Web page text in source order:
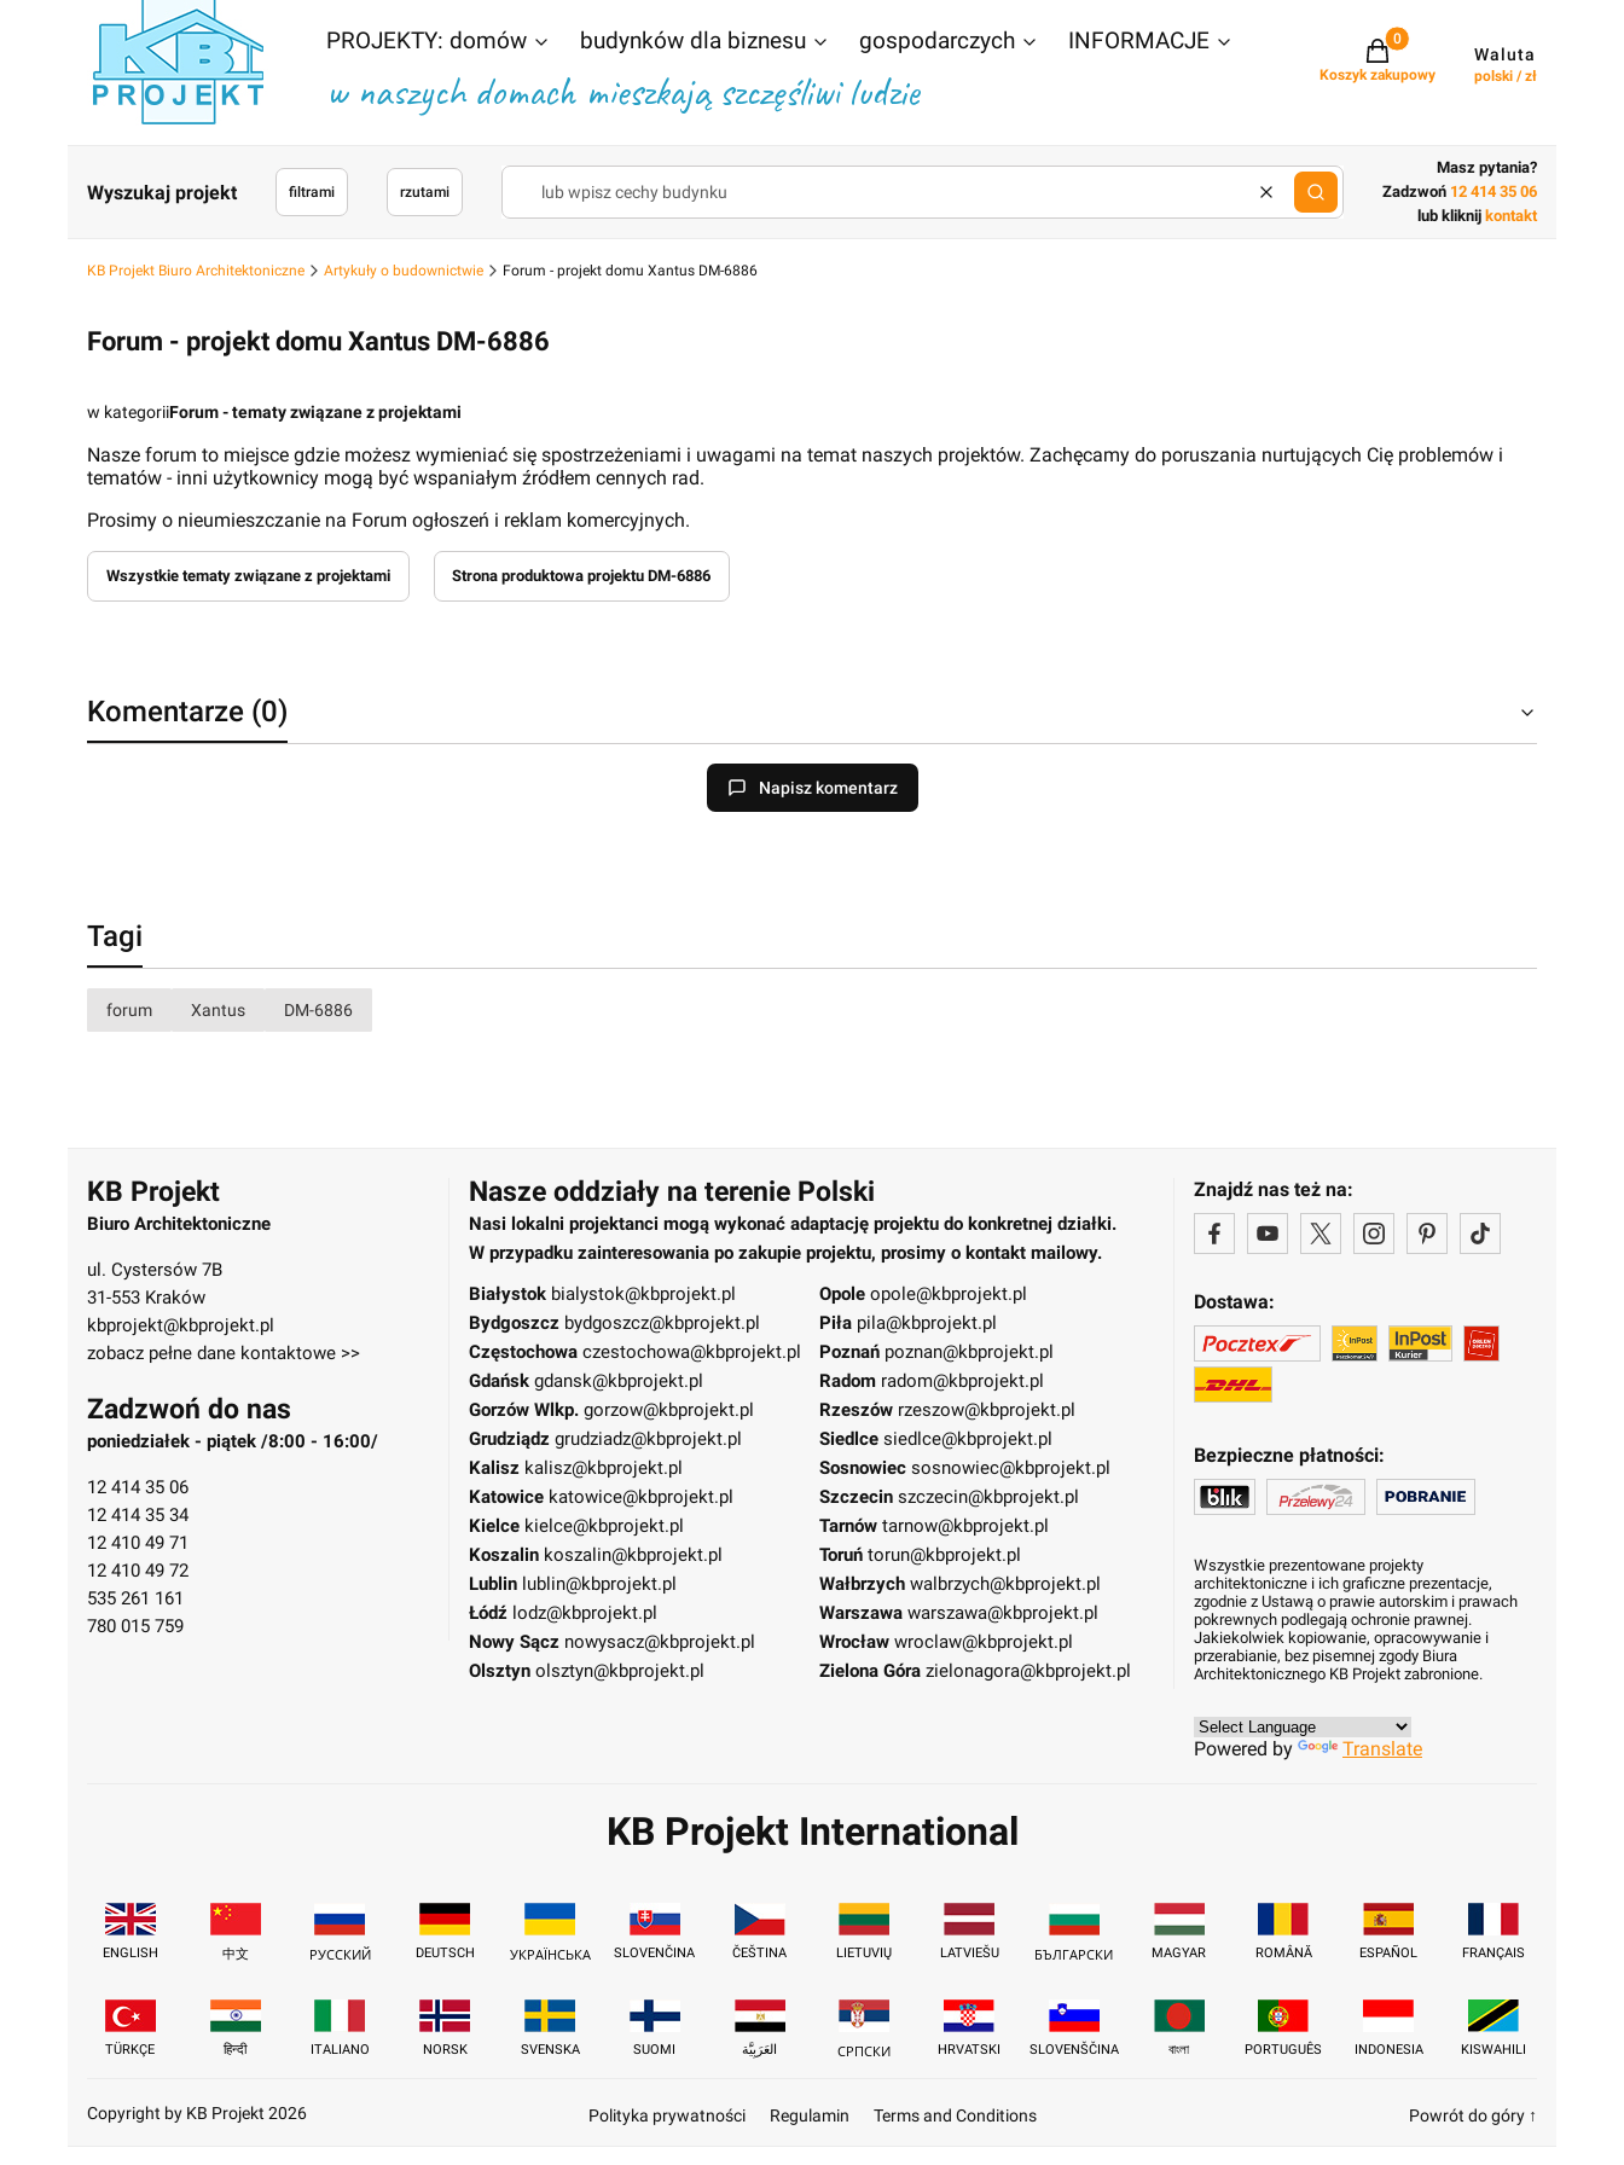
PROJEKTY: domów budynków dla biznesu gospodarczych INFORMACJE
w naszych domach mieszkają szczęśliwi ludzie
Projekty w koszyku: 0. Zobacz
Koszyk zakupowy
Waluta
polski / zł
Wyszukaj projekt filtrami rzutami
Wyczyśćlub wpisz cechy budynku
Masz pytania?
Zadzwoń 12 414 35 06
lub kliknij kontakt
KB Projekt Biuro Architektoniczne Artykuły o budownictwie Forum - projekt domu Xantus DM-6886
Forum - projekt domu Xantus DM-6886
w kategoriiForum - tematy związane z projektami
Nasze forum to miejsce gdzie możesz wymieniać się spostrzeżeniami i uwagami na temat naszych projektów. Zachęcamy do poruszania nurtujących Cię problemów i
tematów - inni użytkownicy mogą być wspaniałym źródłem cennych rad.
Prosimy o nieumieszczanie na Forum ogłoszeń i reklam komercyjnych.
Wszystkie tematy związane z projektami Strona produktowa projektu DM-6886
Komentarze (0)
Napisz komentarz
Tagi
forum Xantus DM-6886
KB Projekt
Biuro Architektoniczne
ul. Cystersów 7B
31-553 Kraków
kbprojekt@kbprojekt.pl
zobacz pełne dane kontaktowe >>
Zadzwoń do nas
poniedziałek - piątek /8:00 - 16:00/
12 414 35 06
12 414 35 34
12 410 49 71
12 410 49 72
535 261 161
780 015 759
Nasze oddziały na terenie Polski
Nasi lokalni projektanci mogą wykonać adaptację projektu do konkretnej działki.
W przypadku zainteresowania po zakupie projektu, prosimy o kontakt mailowy.
Białystok bialystok@kbprojekt.pl
Bydgoszcz bydgoszcz@kbprojekt.pl
Częstochowa czestochowa@kbprojekt.pl
Gdańsk gdansk@kbprojekt.pl
Gorzów Wlkp. gorzow@kbprojekt.pl
Grudziądz grudziadz@kbprojekt.pl
Kalisz kalisz@kbprojekt.pl
Katowice katowice@kbprojekt.pl
Kielce kielce@kbprojekt.pl
Koszalin koszalin@kbprojekt.pl
Lublin lublin@kbprojekt.pl
Łódź lodz@kbprojekt.pl
Nowy Sącz nowysacz@kbprojekt.pl
Olsztyn olsztyn@kbprojekt.pl
Opole opole@kbprojekt.pl
Piła pila@kbprojekt.pl
Poznań poznan@kbprojekt.pl
Radom radom@kbprojekt.pl
Rzeszów rzeszow@kbprojekt.pl
Siedlce siedlce@kbprojekt.pl
Sosnowiec sosnowiec@kbprojekt.pl
Szczecin szczecin@kbprojekt.pl
Tarnów tarnow@kbprojekt.pl
Toruń torun@kbprojekt.pl
Wałbrzych walbrzych@kbprojekt.pl
Warszawa warszawa@kbprojekt.pl
Wrocław wroclaw@kbprojekt.pl
Zielona Góra zielonagora@kbprojekt.pl
Znajdź nas też na:
Dostawa:
Bezpieczne płatności:
Wszystkie prezentowane projekty
architektoniczne i ich graficzne prezentacje,
zgodnie z Ustawą o prawie autorskim i prawach
pokrewnych podlegają ochronie prawnej.
Jakiekolwiek kopiowanie, opracowywanie i
przerabianie, bez pisemnej zgody Biura
Architektonicznego KB Projekt zabronione.
Powered by Translate
KB Projekt International
ENGLISH 中文 РУССКИЙ DEUTSCH УКРАЇНСЬКА SLOVENČINA ČEŠTINA LIETUVIŲ LATVIEŠU БЪЛГАРСКИ MAGYAR ROMÂNĂ ESPAÑOL FRANÇAIS
TÜRKÇE हिन्दी ITALIANO NORSK SVENSKA SUOMI العَرَبِيَّة СРПСКИ HRVATSKI SLOVENŠČINA বাংলা PORTUGUÊS INDONESIA KISWAHILI
Copyright by KB Projekt 2026 Polityka prywatności Regulamin Terms and Conditions Powrót do góry ↑